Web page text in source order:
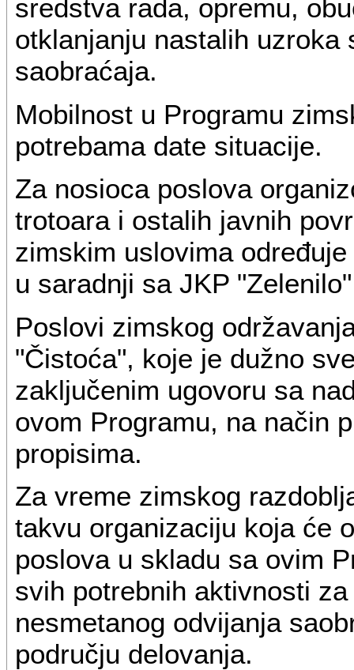
sredstva rada, opremu,
otklanjanju nastalih uzroka
saobraćaja.
Mobilnost u Programu
potrebama date situacije.
Za nosioca poslova
trotoara i ostalih javnih
zimskim uslovima
u saradnji sa JKP
Poslovi zimskog
"Čistoća", koje je dužno
zaključenim ugovoru sa
ovom Programu, na način
propisima.
Za vreme zimskog
takvu organizaciju koja će
poslova u skladu sa ovim
svih potrebnih aktivnosti
nesmetanog odvijanja
području delovanja.